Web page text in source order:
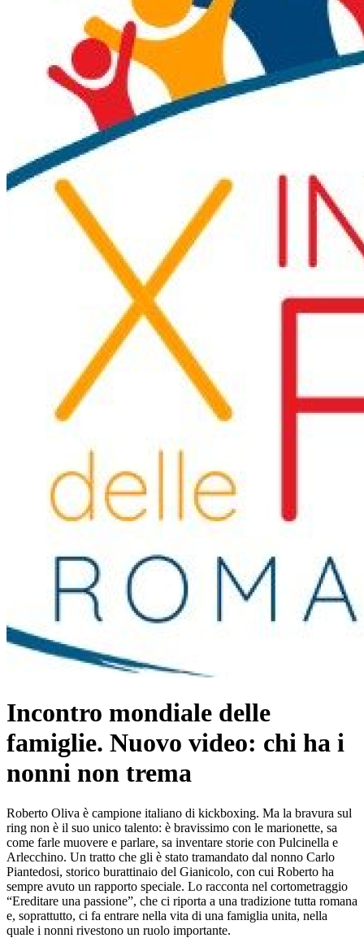
Incontro mondiale delle
famiglie. Nuovo video: chi ha i
nonni non trema
Roberto Oliva è campione italiano di kickboxing. Ma la bravura sul
ring non è il suo unico talento: è bravissimo con le marionette, sa
come farle muovere e parlare, sa inventare storie con Pulcinella e
Arlecchino. Un tratto che gli è stato tramandato dal nonno Carlo
Piantedosi, storico burattinaio del Gianicolo, con cui Roberto ha
sempre avuto un rapporto speciale. Lo racconta nel cortometraggio
“Ereditare una passione”, che ci riporta a una tradizione tutta romana
e, soprattutto, ci fa entrare nella vita di una famiglia unita, nella
quale i nonni rivestono un ruolo importante.